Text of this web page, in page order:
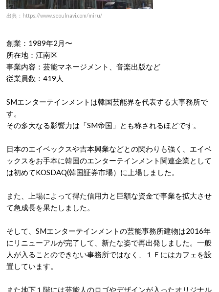
出典：https://www.seoulnavi.com/miru/
創業：1989年2月〜
所在地：江南区
事業内容：芸能マネージメント、音楽出版など
従業員数：419人
SMエンターテインメントは韓国芸能界を代表する大事務所で
す。
その多大なる影響力は「SM帝国」とも称されるほどです。
日本のエイベックスや吉本興業などとの関わりも強く、エイベ
ックスをお手本に韓国のエンターテインメント関連企業として
は初めてKOSDAQ(韓国証券市場）に上場しました。
また、上場によって得た信用力と巨額な資金で事業を拡大させ
て急成長を果たしました。
そして、SMエンターテインメントの芸能事務所建物は2016年
にリニューアルが完了して、新たな姿で再出発しました。一般
人が入ることのできない事務所ではなく、１Ｆにはカフェを設
置しています。
また地下１階には芸能人のロゴやデザインが入ったオリジナル